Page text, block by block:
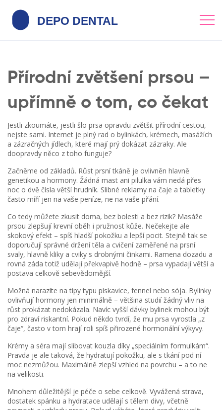
Přírodní zvětšení prsou –
upřímně o tom, co čekat
Jestli zkoumáte, jestli šlo prsa opravdu zvětšit přírodní cestou,
nejste sami. Internet je plný rad o bylinkách, krémech, masážích
a zázračných jídlech, které mají prý dokázat zázraky. Ale
doopravdy něco z toho funguje?
Začněme od základů. Růst prsní tkáně je ovlivněn hlavně
genetikou a hormony. Žádná mast ani pilulka vám nedá přes
noc o dvě čísla větší hrudník. Slibné reklamy na čaje a tabletky
často míří jen na vaše peníze, ne na vaše přání.
Co tedy můžete zkusit doma, bez bolesti a bez rizik? Masáže
prsou zlepšují krevní oběh i pružnost kůže. Nečekejte ale
skokový efekt – spíš hladší pokožku a lepší pocit. Stejně tak se
doporučují správné držení těla a cvičení zaměřené na prsní
svaly, hlavně kliky a cviky s drobnými činkami. Ramena dozadu a
rovná záda totiž udělají překvapivě hodně – prsa vypadají větší a
postava celkově sebevědomější.
Možná narazíte na tipy typu pískavice, fennel nebo sója. Bylinky
ovlivňují hormony jen minimálně – většina studií žádný vliv na
růst prokázat nedokázala. Navíc vyšší dávky bylinek mohou být
pro zdraví riskantní. Pokud někdo tvrdí, že mu prsa vyrostla „z
čaje“, často v tom hrají roli spíš přirozené hormonální výkyvy.
Krémy a séra mají slibovat kouzla díky „speciálním formulkám“.
Pravda je ale taková, že hydratují pokožku, ale s tkání pod ní
moc nezmůžou. Maximálně zlepší vzhled na povrchu – a to ne
na velikosti.
Mnohem důležitější je péče o sebe celkově. Vyvážená strava,
dostatek spánku a hydratace udělají s tělem divy, včetně